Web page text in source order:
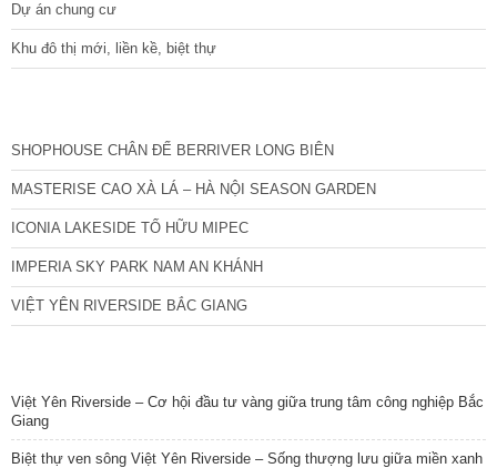
Dự án chung cư
Khu đô thị mới, liền kề, biệt thự
SHOPHOUSE CHÂN ĐẾ BERRIVER LONG BIÊN
MASTERISE CAO XÀ LÁ – HÀ NỘI SEASON GARDEN
ICONIA LAKESIDE TỐ HỮU MIPEC
IMPERIA SKY PARK NAM AN KHÁNH
VIỆT YÊN RIVERSIDE BẮC GIANG
Việt Yên Riverside – Cơ hội đầu tư vàng giữa trung tâm công nghiệp Bắc
Giang
Biệt thự ven sông Việt Yên Riverside – Sống thượng lưu giữa miền xanh